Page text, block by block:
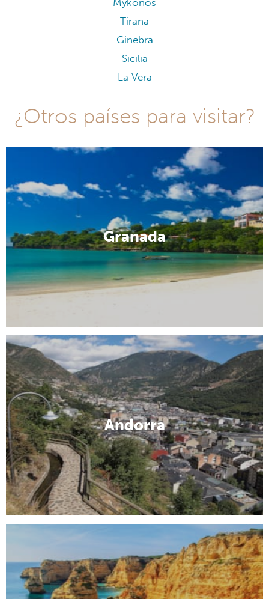
Mykonos
Tirana
Ginebra
Sicilia
La Vera
¿Otros países para visitar?
Granada
Andorra